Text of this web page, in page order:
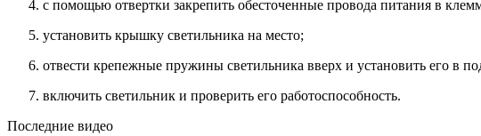
с помощью отвертки закрепить обесточенные провода питания в
установить крышку светильника на место;
отвести крепежные пружины светильника вверх и установить его в
включить светильник и проверить его работоспособность.
Последние видео